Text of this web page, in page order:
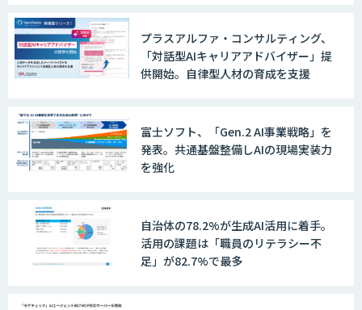
プラスアルファ・コンサルティング、
「対話型AIキャリアアドバイザー」提
供開始。自律型人材の育成を支援
富士ソフト、「Gen.2 AI事業戦略」を
発表。共通基盤整備しAIの現場実装力
を強化
自治体の78.2%が生成AI活用に着手。
活用の課題は「職員のリテラシー不
足」が82.7%で最多